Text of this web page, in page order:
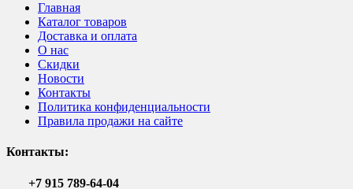
Главная
Каталог товаров
Доставка и оплата
О нас
Скидки
Новости
Контакты
Политика конфиденциальности
Правила продажи на сайте
Контакты:
+7 915 789-64-04